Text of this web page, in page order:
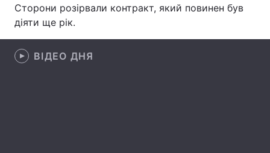
Техно і зв'язок
Зброя
Сторони розірвали контракт, який повинен був
діяти ще рік.
ВІДЕО ДНЯ